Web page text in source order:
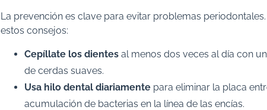
La prevención es clave para evitar problemas
estos consejos:
Cepíllate los dientes al menos dos veces al día con
de cerdas suaves.
Usa hilo dental diariamente para eliminar la placa
acumulación de bacterias en la línea de las encías.